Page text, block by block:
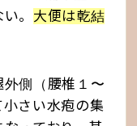
。 大便は乾結
外側（腰椎１〜
さい水疱の集